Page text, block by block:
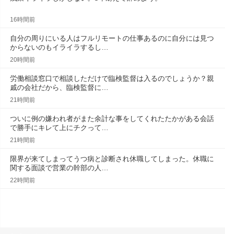
16時間前
自分の周りにいる人はフルリモートの仕事あるのに自分には見つ
からないのもイライラするし…
20時間前
労働相談窓口で相談しただけで臨検監督は入るのでしょうか？親
戚の会社だから、臨検監督に…
21時間前
ついに例の嫌われ者がまた余計な事をしてくれたたかがある会話
で勝手にキレて上にチクって…
21時間前
限界が来てしまってうつ病と診断され休職してしまった。休職に
関する面談で営業の幹部の人…
22時間前